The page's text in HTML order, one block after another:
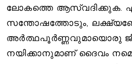
ലോകത്തെ ആസ്വദിക്കുക.
സന്തോഷത്തോടും,
അര്‍ത്ഥപൂര്‍ണ്ണവുമായൊരു
നയിക്കാനുമാണ് ദൈവം